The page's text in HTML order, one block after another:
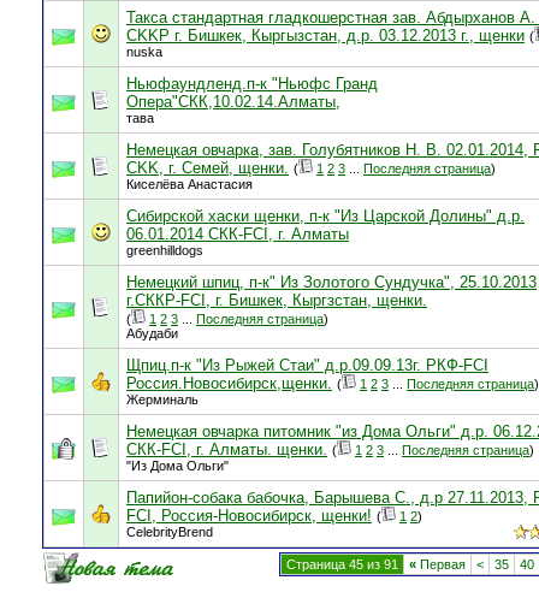
Такса стандартная гладкошерстная зав. Абдырханов
CKKР г. Бишкек, Кыргызстан, д.р. 03.12.2013 г., щенки (
nuska
Ньюфаундленд.п-к "Ньюфс Гранд
Опера"СКК,10.02.14.Алматы,
тава
Немецкая овчарка, зав. Голубятников Н. В. 02.01.2014,
CKK, г. Семей, щенки. ( 1 2 3 Последняя страница)
Киселёва Анастасия
Сибирской хаски щенки, п-к "Из Царской Долины" д.р.
06.01.2014 СКК-FCI, г. Алматы
greenhilldogs
Немецкий шпиц, п-к" Из Золотого Сундучка", 25.10.2013
г.СККР-FCI, г. Бишкек, Кыргзстан, щенки.
( 1 2 3 Последняя страница)
Абудаби
Щпиц.п-к "Из Рыжей Стаи" д.р.09.09.13г. РКФ-FCI
Россия.Новосибирск,щенки. ( 1 2 3 Последняя страница)
Жерминаль
Немецкая овчарка питомник "из Дома Ольги" д.р.
СКК-FCI, г. Алматы. щенки. ( 1 2 3 Последняя страница)
"Из Дома Ольги"
Папийон-собака бабочка, Барышева С., д.р 27.11.2013,
FCI, Россия-Новосибирск, щенки! ( 1 2)
CelebrityBrend
Страница 45 из 91 « Первая < 35 40